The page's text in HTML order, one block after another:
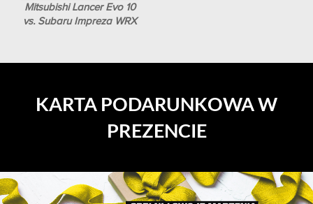
Mitsubishi Lancer Evo 10
vs. Subaru Impreza WRX
KARTA PODARUNKOWA W
PREZENCIE